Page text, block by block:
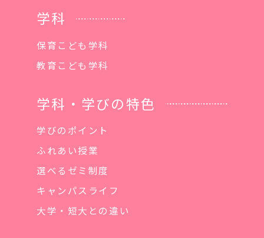
学科
保育こども学科
教育こども学科
学科・学びの特色
学びのポイント
ふれあい授業
選べるゼミ制度
キャンパスライフ
大学・短大との違い